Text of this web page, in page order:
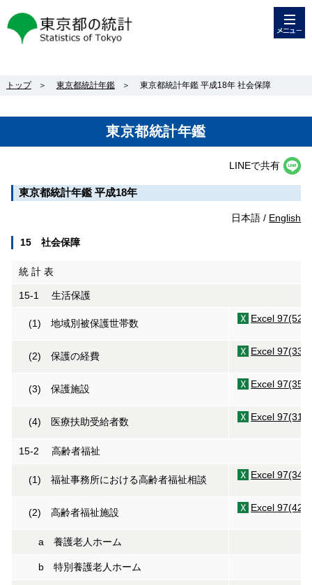
東京都の統計
トップ ＞ 東京都統計年鑑 ＞ 東京都統計年鑑 平成18年 社会保障
東京都統計年鑑
LINEで共有
東京都統計年鑑 平成18年
日本語 / English
15 社会保障
統 計 表
15-1 生活保護
(1) 地域別被保護世帯数 Excel
(2) 保護の経費 Excel
(3) 保護施設 Excel
(4) 医療扶助受給者数 Excel
15-2 高齢者福祉
(1) 福祉事務所における高齢者福祉相談 Excel
(2) 高齢者福祉施設 Excel
a 養護老人ホーム
b 特別養護老人ホーム